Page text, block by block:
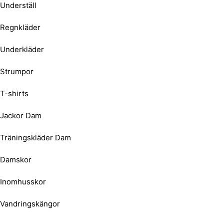
Underställ
Regnkläder
Underkläder
Strumpor
T-shirts
Jackor Dam
Träningskläder Dam
Damskor
Inomhusskor
Vandringskängor